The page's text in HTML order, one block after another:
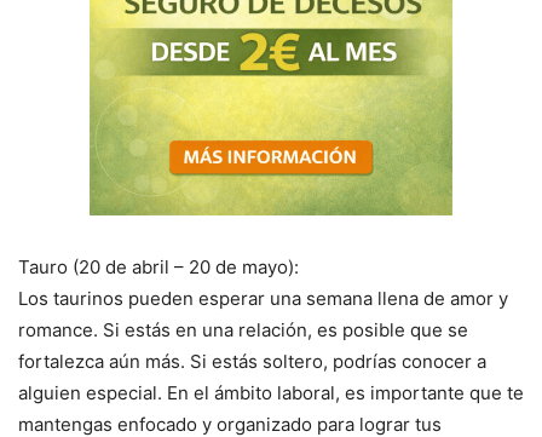
Tauro (20 de abril – 20 de mayo):
Los taurinos pueden esperar una semana llena de amor y
romance. Si estás en una relación, es posible que se
fortalezca aún más. Si estás soltero, podrías conocer a
alguien especial. En el ámbito laboral, es importante que te
mantengas enfocado y organizado para lograr tus